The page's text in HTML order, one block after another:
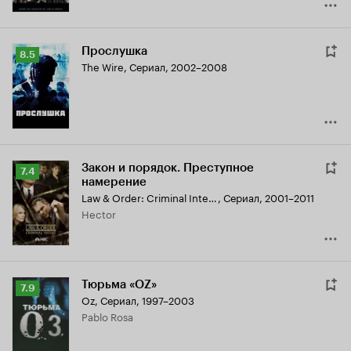
Рейтинг
Кинопоиска
8.5
8.5 Прослушка
The Wire, Сериал, 2002–2008
Рейтинг
Кинопоиска
7.4
7.4
Закон и порядок. Преступное
намерение
Law & Order: Criminal Intent, Сериал, 2001–2011
Hector
Рейтинг
Кинопоиска
7.9
7.9 Тюрьма «ОZ»
Oz, Сериал, 1997–2003
Pablo Rosa